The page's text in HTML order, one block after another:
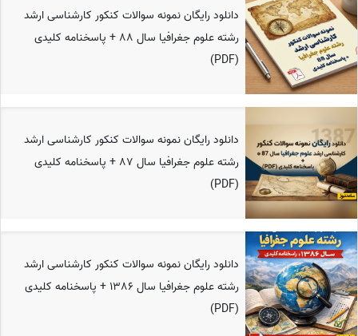
دانلود رایگان نمونه سوالات کنکور کارشناسی ارشد
رشته علوم جغرافیا سال 88 + پاسخنامه کلیدی
(PDF)
دانلود رایگان نمونه سوالات کنکور کارشناسی ارشد
رشته علوم جغرافیا سال 87 + پاسخنامه کلیدی
(PDF)
دانلود رایگان نمونه سوالات کنکور کارشناسی ارشد
رشته علوم جغرافیا سال 1386 + پاسخنامه کلیدی
(PDF)